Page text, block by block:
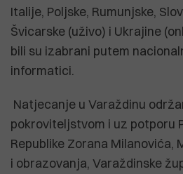
Italije, Poljske, Rumunjske,
Švicarske (uživo) i Ukrajine
bili su izabrani putem
informatici.
Natjecanje u Varaždinu
pokroviteljstvom i uz potporu
Republike Zorana Milanovića,
i obrazovanja, Varaždinske